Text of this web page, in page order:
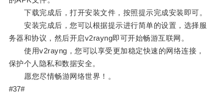
下载完成后，打开安装文件，按照提示完成安装即可。
安装完成后，您可以根据提示进行简单的设置，选择服
务器和协议，然后开启v2rayng即可开始畅游互联网。
使用v2rayng，您可以享受更加稳定快速的网络连接，
保护个人隐私和数据安全。
愿您尽情畅游网络世界！。
#37#